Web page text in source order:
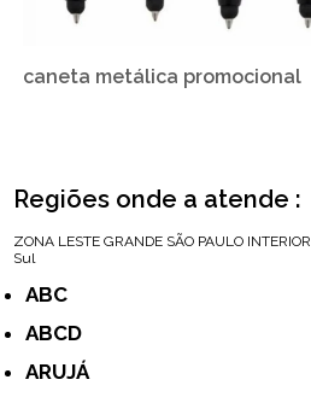
caneta metálica promocional
Regiões onde a atende :
ZONA LESTE GRANDE SÃO PAULO INTERIOR
Sul
ABC
ABCD
ARUJÁ